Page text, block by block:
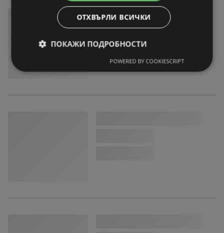
ОТХВЪРЛИ ВСИЧКИ
ПОКАЖИ ПОДРОБНОСТИ
POWERED BY COOKIESCRIPT